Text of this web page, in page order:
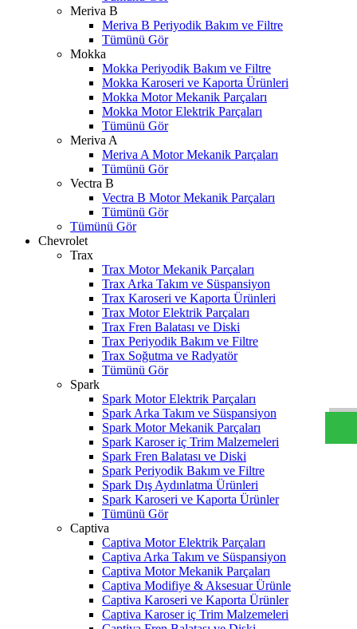
Meriva B
Meriva B Periyodik Bakım ve Filtre
Tümünü Gör
Mokka
Mokka Periyodik Bakım ve Filtre
Mokka Karoseri ve Kaporta Ürünleri
Mokka Motor Mekanik Parçaları
Mokka Motor Elektrik Parçaları
Tümünü Gör
Meriva A
Meriva A Motor Mekanik Parçaları
Tümünü Gör
Vectra B
Vectra B Motor Mekanik Parçaları
Tümünü Gör
Tümünü Gör
Chevrolet
Trax
Trax Motor Mekanik Parçaları
Trax Arka Takım ve Süspansiyon
Trax Karoseri ve Kaporta Ürünleri
Trax Motor Elektrik Parçaları
Trax Fren Balatası ve Diski
Trax Periyodik Bakım ve Filtre
Trax Soğutma ve Radyatör
Tümünü Gör
Spark
Spark Motor Elektrik Parçaları
Spark Arka Takım ve Süspansiyon
Spark Motor Mekanik Parçaları
Spark Karoser iç Trim Malzemeleri
Spark Fren Balatası ve Diski
Spark Periyodik Bakım ve Filtre
Spark Dış Aydınlatma Ürünleri
Spark Karoseri ve Kaporta Ürünler
Tümünü Gör
Captiva
Captiva Motor Elektrik Parçaları
Captiva Arka Takım ve Süspansiyon
Captiva Motor Mekanik Parçaları
Captiva Modifiye & Aksesuar Ürünle
Captiva Karoseri ve Kaporta Ürünler
Captiva Karoser iç Trim Malzemeleri